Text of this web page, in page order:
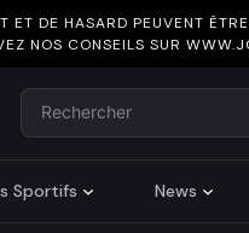
ET DE HASARD PEUVENT
NOS CONSEILS SUR
Rechercher
Sportifs News